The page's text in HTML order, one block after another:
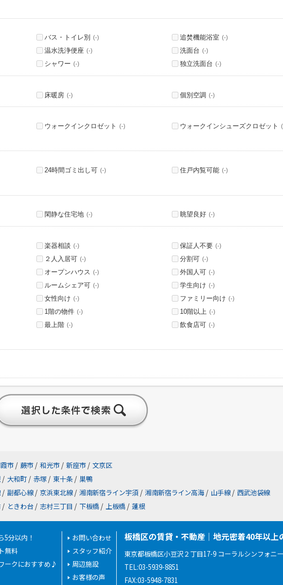
バス・トイレ別 (-) 追焚機能浴室 (-)
温水洗浄便座 (-) 洗面台 (-)
シャワー (-) 独立洗面台 (-)
床暖房 (-) 個別空調 (-)
ウォークインクロゼット (-) ウォークインシューズクロゼット
24時間ゴミ出し可 (-) 住戸内覧可能 (-)
閑静な住宅地 (-) 眺望良好 (-)
楽器相談 (-) 保証人不要 (-)
２人入居可 (-) 分割可 (-)
オープンハウス (-) 外国人可 (-)
ルームシェア可 (-) 学生向け (-)
女性向け (-) ファミリー向け (-)
1階の物件 (-) 10階以上 (-)
最上階 (-) 飲食店可 (-)
市 / 蕨市 / 和光市 / 新座市 / 文京区
/ 大和町 / 赤塚 / 東十条 / 巣鴨
/ 副都心線 / 京浜東北線 / 湘南新宿ライン宇須 / 湘南新宿ライン高海 / 山手線 / 西武池袋線
/ ときわ台 / 志村三丁目 / 下板橋 / 上板橋 / 蓮根
5分以内！
無料
ークにおすすめ♪
お問い合わせ
スタッフ紹介
周辺施設
お客様の声
板橋区の賃貸・不動産｜地元密着40年以上
東京都板橋区小豆沢２丁目17-9 コーラルシンフォニ
TEL:03-5939-8851
FAX:03-5948-7831